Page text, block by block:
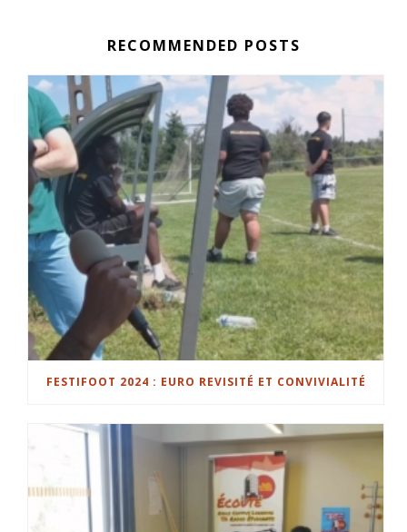
RECOMMENDED POSTS
FESTIFOOT 2024 : EURO REVISITÉ ET CONVIVIALITÉ